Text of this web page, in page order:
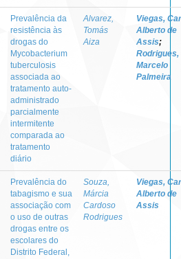
Prevalência da
resistência às
drogas do
Mycobacterium
tuberculosis
associada ao
tratamento auto-
administrado
parcialmente
intermitente
comparada ao
tratamento
diário
Alvarez,
Tomás
Aiza
Viegas,
Alberto de
Assis;
Rodrigues,
Marcelo
Palmeira
Prevalência do
tabagismo e sua
associação com
o uso de outras
drogas entre os
escolares do
Distrito Federal,
Souza,
Márcia
Cardoso
Rodrigues
Viegas,
Alberto de
Assis